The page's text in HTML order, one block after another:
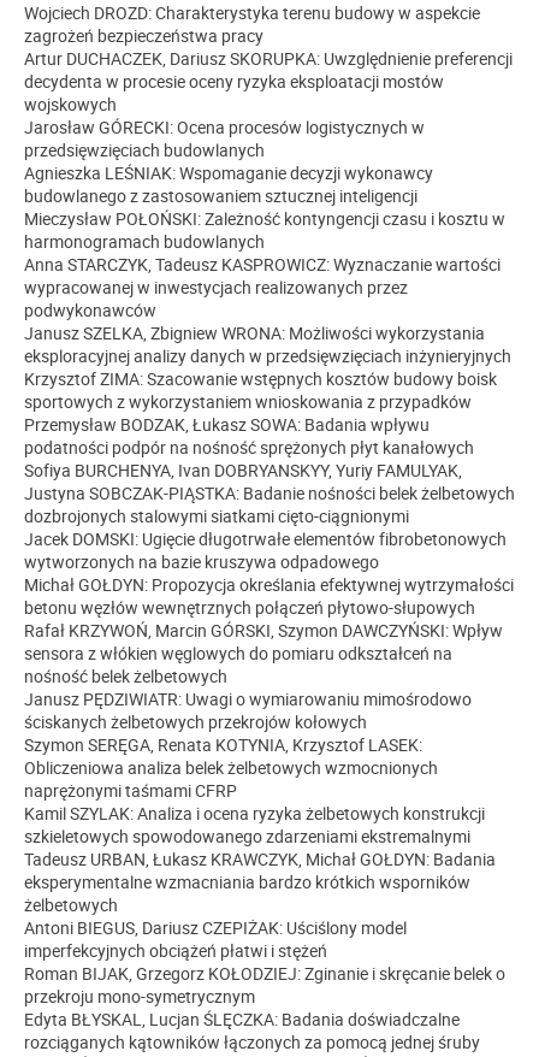
Wojciech DROZD: Charakterystyka terenu budowy w aspekcie
zagrożeń bezpieczeństwa pracy
Artur DUCHACZEK, Dariusz SKORUPKA: Uwzględnienie preferencji
decydenta w procesie oceny ryzyka eksploatacji mostów
wojskowych
Jarosław GÓRECKI: Ocena procesów logistycznych w
przedsięwzięciach budowlanych
Agnieszka LEŚNIAK: Wspomaganie decyzji wykonawcy
budowlanego z zastosowaniem sztucznej inteligencji
Mieczysław POŁOŃSKI: Zależność kontyngencji czasu i kosztu w
harmonogramach budowlanych
Anna STARCZYK, Tadeusz KASPROWICZ: Wyznaczanie wartości
wypracowanej w inwestycjach realizowanych przez
podwykonawców
Janusz SZELKA, Zbigniew WRONA: Możliwości wykorzystania
eksploracyjnej analizy danych w przedsięwzięciach inżynieryjnych
Krzysztof ZIMA: Szacowanie wstępnych kosztów budowy boisk
sportowych z wykorzystaniem wnioskowania z przypadków
Przemysław BODZAK, Łukasz SOWA: Badania wpływu
podatności podpór na nośność sprężonych płyt kanałowych
Sofiya BURCHENYA, Ivan DOBRYANSKYY, Yuriy FAMULYAK,
Justyna SOBCZAK-PIĄSTKA: Badanie nośności belek żelbetowych
dozbrojonych stalowymi siatkami cięto-ciągnionymi
Jacek DOMSKI: Ugięcie długotrwałe elementów fibrobetonowych
wytworzonych na bazie kruszywa odpadowego
Michał GOŁDYN: Propozycja określania efektywnej wytrzymałości
betonu węzłów wewnętrznych połączeń płytowo-słupowych
Rafał KRZYWOŃ, Marcin GÓRSKI, Szymon DAWCZYŃSKI: Wpływ
sensora z włókien węglowych do pomiaru odkształceń na
nośność belek żelbetowych
Janusz PĘDZIWIATR: Uwagi o wymiarowaniu mimośrodowo
ściskanych żelbetowych przekrojów kołowych
Szymon SERĘGA, Renata KOTYNIA, Krzysztof LASEK:
Obliczeniowa analiza belek żelbetowych wzmocnionych
naprężonymi taśmami CFRP
Kamil SZYLAK: Analiza i ocena ryzyka żelbetowych konstrukcji
szkieletowych spowodowanego zdarzeniami ekstremalnymi
Tadeusz URBAN, Łukasz KRAWCZYK, Michał GOŁDYN: Badania
eksperymentalne wzmacniania bardzo krótkich wsporników
żelbetowych
Antoni BIEGUS, Dariusz CZEPIŻAK: Uściślony model
imperfekcyjnych obciążeń płatwi i stężeń
Roman BIJAK, Grzegorz KOŁODZIEJ: Zginanie i skręcanie belek o
przekroju mono-symetrycznym
Edyta BŁYSKAL, Lucjan ŚLĘCZKA: Badania doświadczalne
rozciąganych kątowników łączonych za pomocą jednej śruby